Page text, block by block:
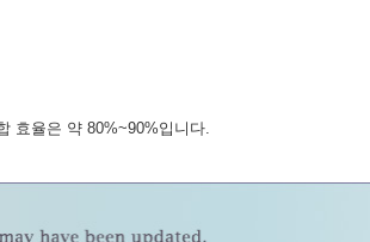
효율은 약 80%~90%입니다.